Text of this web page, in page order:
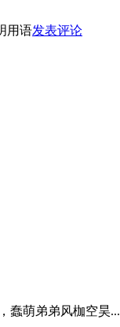
用语发表评论
蠢萌弟弟风枷空昊...